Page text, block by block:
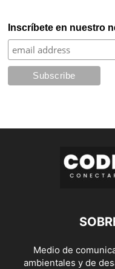
Inscríbete en nuestro
Medio de
ambientales y de